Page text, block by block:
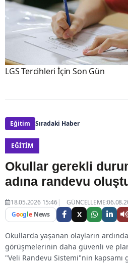
LGS Tercihleri İçin Son Gün
Eğitim Sıradaki Haber
EĞITIM
Okullar gerekli
adına randevu
18.05.2026 15:46
Google News X
Okullarda yaşanan olayların
görüşmelerinin daha güvenli ve
"Veli Randevu Sistemi"nin